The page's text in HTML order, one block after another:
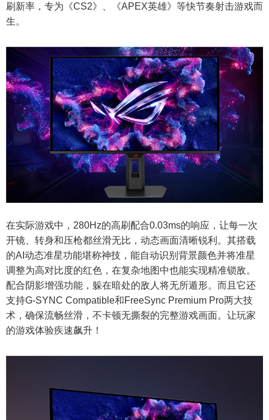
刷新率，专为《CS2》、《APEX英雄》等快节奏射击游戏而
生。
在实际游戏中，280Hz的高刷配合0.03ms的响应，让每一次
开镜、转身和压枪都丝滑无比，动态画面清晰锐利。其搭载
的AI动态准星功能堪称神技，能自动识别背景颜色并将准星
调整为高对比度的红色，在复杂地图中也能实现精准锁敌。
配合阴影增强功能，躲在暗处的敌人将无所遁形。而且它还
支持G-SYNC Compatible和FreeSync Premium Pro两大技
术，确保流畅丝滑，不卡顿无撕裂的完整游戏画面。让玩家
的游戏体验疾速飙升！